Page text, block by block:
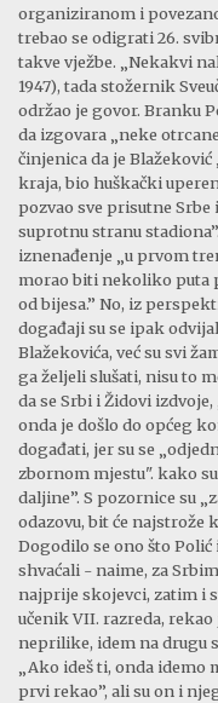
organiziranom i
trebao se odigrati 26.
takve vježbe. „Nekakvi
1947), tada stožernik
održao je govor. Branku
da izgovara „neke
činjenica da je
kraja, bio huškački
pozvao sve prisutne Srbe
suprotnu stranu
iznenađenje „u prvom
morao biti nekoliko puta
od bijesa.” No, iz
događaji su se ipak
Blažekovića, već su svi
ga željeli slušati, nisu to
da se Srbi i Židovi
onda je došlo do općeg
događati, jer su se
zbornom mjestu". kako
daljine”. S pozornice su
odazovu, bit će najstrože
Dogodilo se ono što
shvaćali - naime, za
najprije skojevci, zatim i
učenik VII. razreda,
neprilike, idem na drugu
„Ako ideš ti, onda idemo
prvi rekao”, ali su on i